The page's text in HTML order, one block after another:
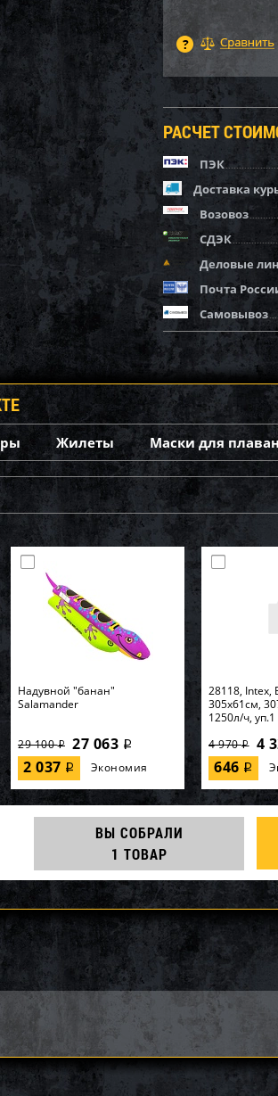
РАСЧЕТ
ПЭК
Доставка
Возовоз
СДЭК
Деловые
Почта
Самовывоз
Жилеты Маски для
Надувной "банан"
Salamander
29 100i 27 063 i
2 037 i Экономия
28118, Intex,
305х61см,
1250л/ч, уп.1
4 970i 4
646 i
кровать 99х191х46см
"Premaire Elevated" встр.нас...
9 000
i 8 100
56595, Intex,
7 400
6
ВЫ СОБРАЛИ
1 ТОВАР